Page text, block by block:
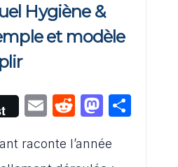
Hygiène &
et modèle
E
ai
R
d
M
st
raconte l’année